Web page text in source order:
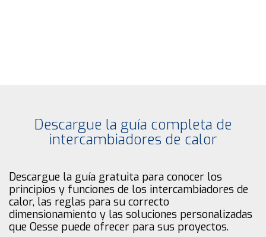
Descargue la guía completa de
intercambiadores de calor
Descargue la guía gratuita para conocer los
principios y funciones de los intercambiadores de
calor, las reglas para su correcto
dimensionamiento y las soluciones personalizadas
que Oesse puede ofrecer para sus proyectos.